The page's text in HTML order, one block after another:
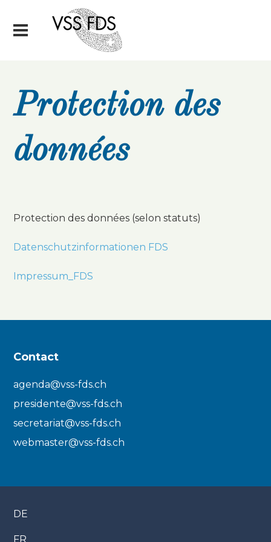
Protection des
données
Protection des données (selon statuts)
Datenschutzinformationen FDS
Impressum_FDS
Contact
agenda@vss-fds.ch
presidente@vss-fds.ch
secretariat@vss-fds.ch
webmaster@vss-fds.ch
DE
FR